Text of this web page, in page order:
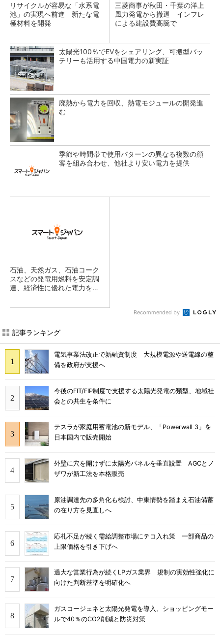
リサイクルが容易な「水系電
池」の実現へ前進 新たな電
極材料を開発
三菱商事が秋田・千葉の洋上
風力発電から撤退 インフレ
による建設費高騰で
太陽光100％でEVをシェアリング、可搬型バッ
テリーも活用する中国電力の新実証
廃熱から電力を回収、熱電モジュールの開発進
む
季節や時間帯で使用パターンの異なる複数の顧
客を組み合わせ、他社より安い電力を提供
石油、天然ガス、石油コーク
スなどの発電用燃料を安定調
達、経済性に優れた電力を供
Recommended by
記事ランキング
電気事業法改正で新融資制度 大規模電源や送電線の整
備を政府が支援へ
今後のFIT/FIP制度で支援する太陽光発電の類型、地域社
会との共生を条件に
テスラが家庭用蓄電池の新モデル、「Powerwall 3」を
日本国内で販売開始
外壁に穴を開けずに太陽光パネルを垂直設置 AGCとノ
ザワが新工法を本格販売
原油調達先の多角化も検討、中東情勢を踏まえ石油備蓄
の在り方を見直しへ
応札不足が続く需給調整市場にテコ入れ策 一部商品の
上限価格を引き下げへ
過大な営業行為が続くLPガス業界 規制の実効性強化に
向けた判断基準を明確化へ
ガスコージェネと太陽光発電を導入、ショッピングモー
ルで40％のCO2削減と防災対策